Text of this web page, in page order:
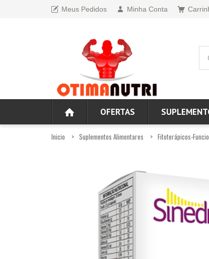
Meus Pedidos Minha Conta
OFERTAS
Inicio Suplementos Alimentares Fitoterápicos-